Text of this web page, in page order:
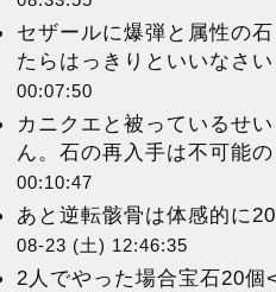
セザールに爆弾と属性の
たらはっきりといいなさ
00:07:50
カニクエと被っているせ
ん。石の再入手は不可能
00:10:47
あと逆転骸骨は体感的に
08-23 (土) 12:46:35
2人でやった場合宝石20